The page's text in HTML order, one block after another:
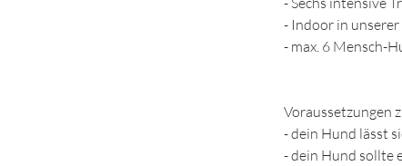
- Indoor in
- max. 6 Mensch-
Voraussetzungen
- dein Hund lässt
- dein Hund sollte